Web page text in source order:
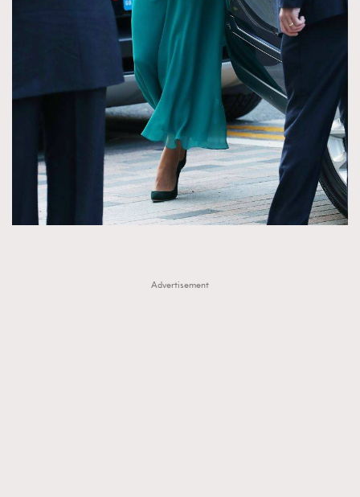
TRENDING
AFrenchMind
DressLikeAParisienne
FashionWeek FigaroAesthetic
Advertisement